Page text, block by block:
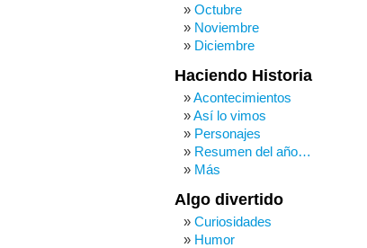
Octubre
Noviembre
Diciembre
Haciendo Historia
Acontecimientos
Así lo vimos
Personajes
Resumen del año…
Más
Algo divertido
Curiosidades
Humor